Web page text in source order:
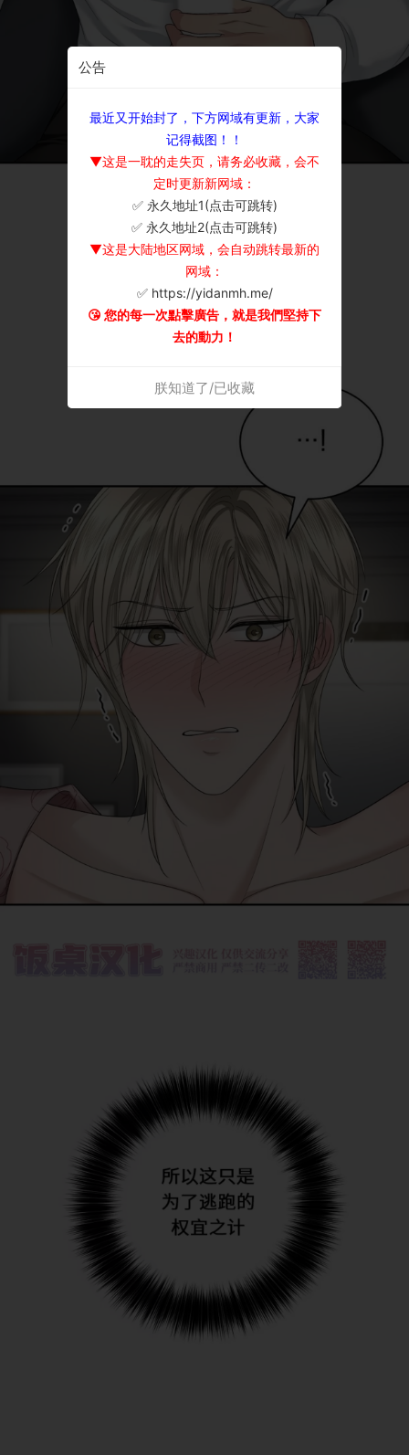
公告
最近又开始封了，下方网域有更新，大家
记得截图！！
▼这是一耽的走失页，请务必收藏，会不
定时更新新网域：
✅ 永久地址1(点击可跳转)
✅ 永久地址2(点击可跳转)
▼这是大陆地区网域，会自动跳转最新的
网域：
✅ https://yidanmh.me/
😘 您的每一次點擊廣告，就是我們堅持下
去的動力！
朕知道了/已收藏